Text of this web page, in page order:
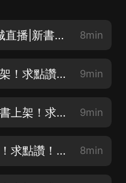
001 我，曹昂，人在宛城直播|新書上架！求點讚！訂閱！+關注呦！愛你！隨時加更呦！ 8min
002 張繡要反了|新書上架！求點讚！訂閱！+關注呦！愛你！隨時加更呦！ 9min
003 巔峰趙雲體驗卡|新書上架！求點讚！訂閱！+關注呦！愛你！隨時加更呦！ 9min
004 古之惡來|新書上架！求點讚！訂閱！+關注呦！愛你！隨時加更呦！ 8min